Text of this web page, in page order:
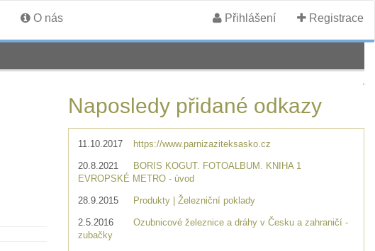
O nás Přihlášení Registrace
Naposledy přidané odkazy
11.10.2017 https://www.parnizaziteksasko.cz
20.8.2021
BORIS KOGUT. FOTOALBUM. KNIHA 1
EVROPSKÉ METRO - úvod
28.9.2015 Produkty | Železniční poklady
2.5.2016
Ozubnicové železnice a dráhy v Česku a zahraničí -
zubačky